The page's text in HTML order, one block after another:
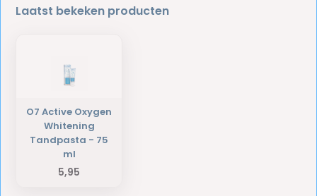
Laatst bekeken producten
O7 Active Oxygen
Whitening
Tandpasta - 75
ml
5,95